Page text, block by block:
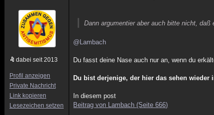
dabei seit 2013
Profil anzeigen
Private Nachricht
Link kopieren
Lesezeichen setzen
Dann argumentier aber auch bitte nicht,
@Lambach
Du fasst deine Nase auch nur an, wenn du
Du bist derjenige, der hier das sehen wieder
In diesem post
Beitrag von Lambach (Seite 666)